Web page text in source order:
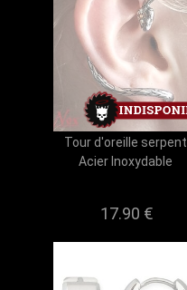
Tour d'oreille serpent
Acier Inoxydable
17.90 €